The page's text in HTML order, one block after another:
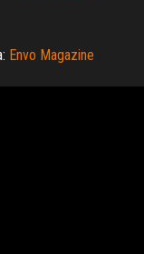
Envo Magazine